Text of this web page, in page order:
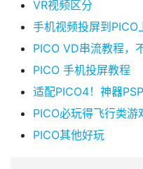
资
源
V
VR视频区分
手机视频投屏到PICO
PICO VD串流教程，
PICO 手机投屏教程
适配PICO4！神器
PICO必玩得飞行类游
PICO其他好玩